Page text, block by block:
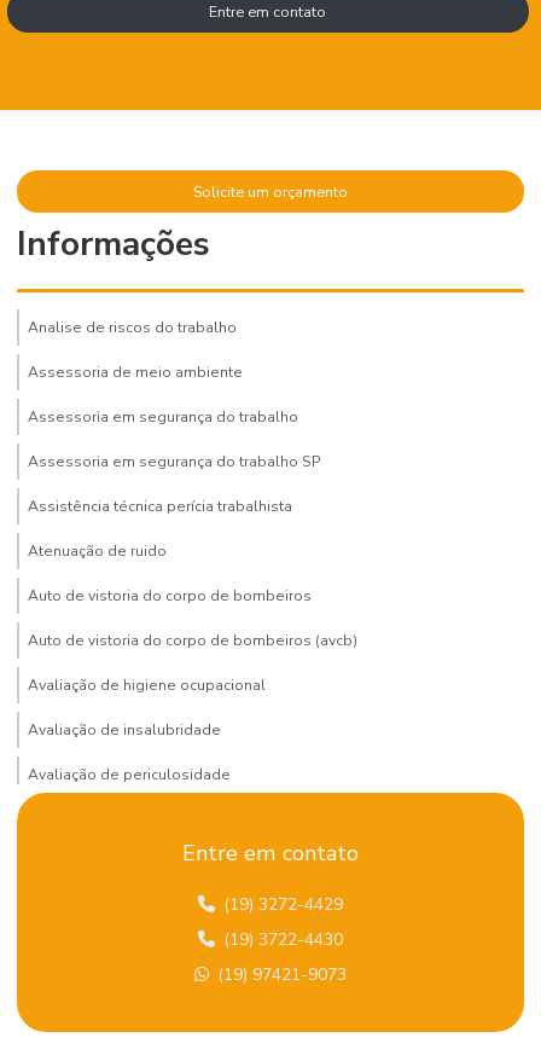
Entre em contato
Solicite um orçamento
Informações
Analise de riscos do trabalho
Assessoria de meio ambiente
Assessoria em segurança do trabalho
Assessoria em segurança do trabalho SP
Assistência técnica perícia trabalhista
Atenuação de ruido
Auto de vistoria do corpo de bombeiros
Auto de vistoria do corpo de bombeiros (avcb)
Avaliação de higiene ocupacional
Avaliação de insalubridade
Avaliação de periculosidade
Certificação de gestão ambiental
Certificação global em SST
Entre em contato
(19) 3272-4429
(19) 3722-4430
(19) 97421-9073